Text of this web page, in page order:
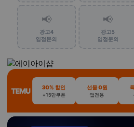
📢
광고4
입점문의
📢
광고5
입점문의
TEMU 30% 할인
+15만쿠폰
선물 0원
앱전용